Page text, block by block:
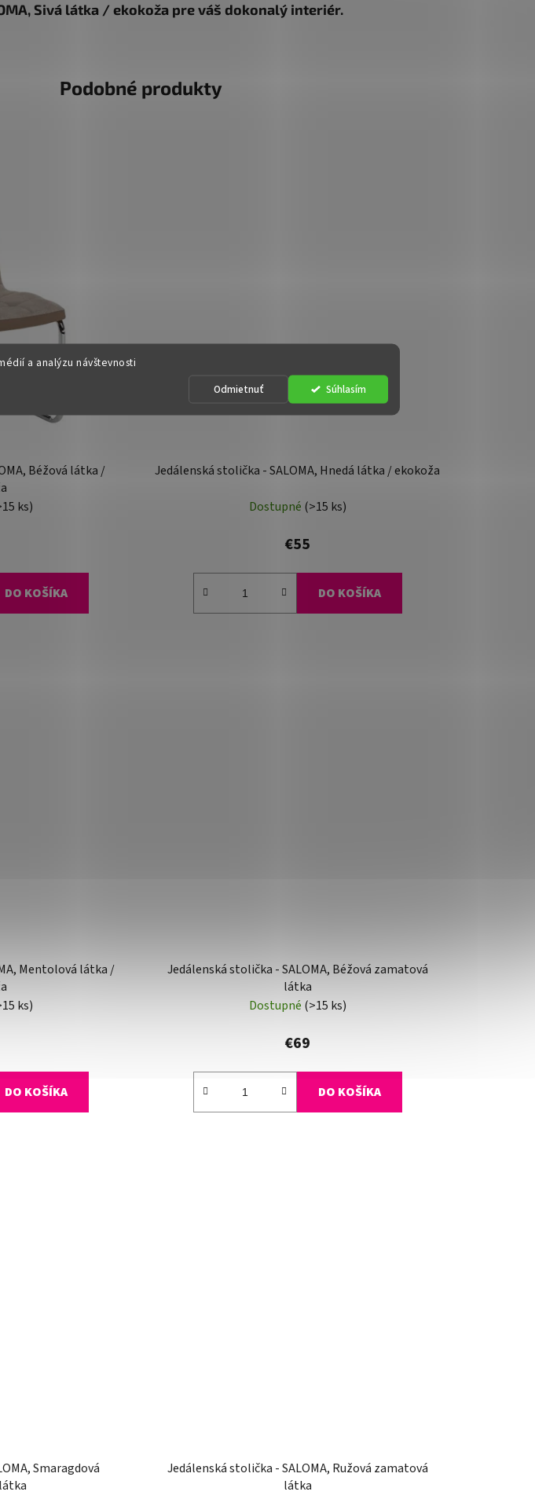
a analýzu návštevnosti
Odmietnuť Súhlasím
Sivá látka / ekokoža pre váš dokonalý interiér.
Podobné produkty
Béžová látka /
ks)
DO KOŠÍKA
Jedálenská stolička - SALOMA, Hnedá látka / ekokoža
Dostupné (>15 ks)
€55
DO KOŠÍKA
Mentolová látka /
ks)
DO KOŠÍKA
Jedálenská stolička - SALOMA, Béžová zamatová
látka
Dostupné (>15 ks)
€69
DO KOŠÍKA
Smaragdová
Jedálenská stolička - SALOMA, Ružová zamatová
látka